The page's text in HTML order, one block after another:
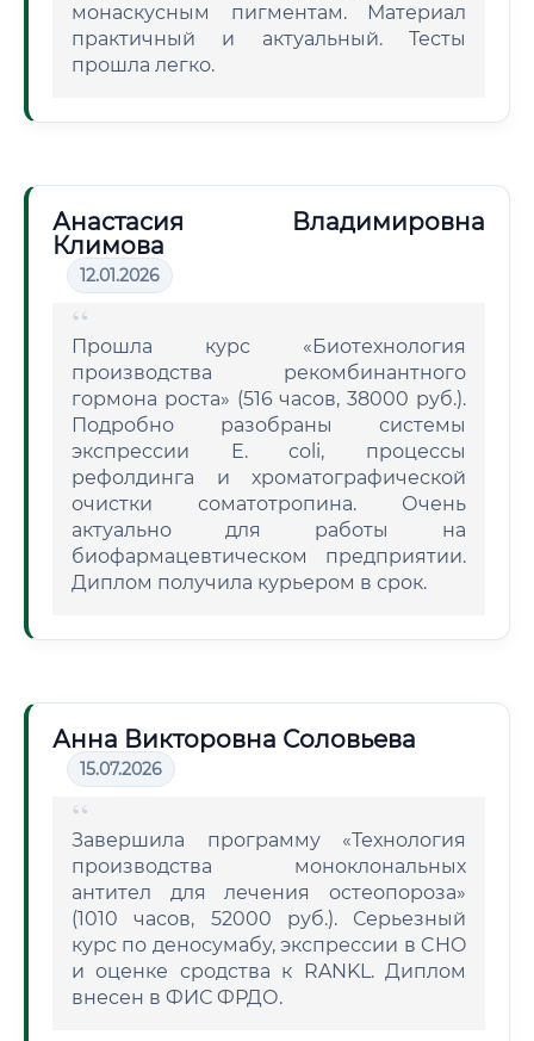
монаскусным пигментам. Материал
практичный и актуальный. Тесты
прошла легко.
Анастасия Владимировна
Климова
12.01.2026
Прошла курс «Биотехнология
производства рекомбинантного
гормона роста» (516 часов, 38000 руб.).
Подробно разобраны системы
экспрессии E. coli, процессы
рефолдинга и хроматографической
очистки соматотропина. Очень
актуально для работы на
биофармацевтическом предприятии.
Диплом получила курьером в срок.
Анна Викторовна Соловьева
15.07.2026
Завершила программу «Технология
производства моноклональных
антител для лечения остеопороза»
(1010 часов, 52000 руб.). Серьезный
курс по деносумабу, экспрессии в CHO
и оценке сродства к RANKL. Диплом
внесен в ФИС ФРДО.